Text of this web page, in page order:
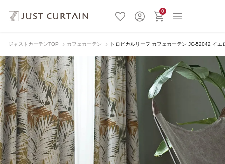
0
ジャストカーテンTOP カフェカーテン トロピカルリーフ カフェカーテン JC-52042 イエ